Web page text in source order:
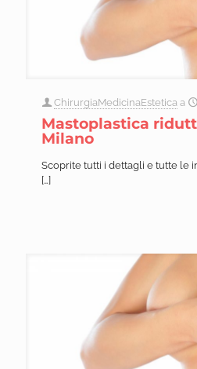
ChirurgiaMedicinaEstetica a
Mastoplastica
Milano
Scoprite tutti i dettagli e tutte le
[…]